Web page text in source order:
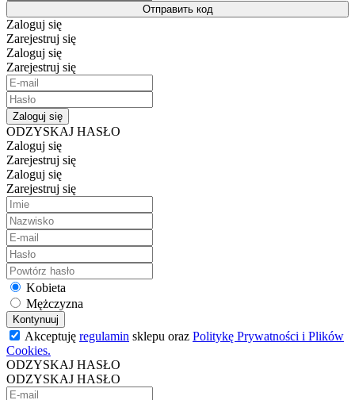
Отправить код
Zaloguj się
Zarejestruj się
Zaloguj się
Zarejestruj się
Zaloguj się
ODZYSKAJ HASŁO
Zaloguj się
Zarejestruj się
Zaloguj się
Zarejestruj się
Kobieta
Mężczyzna
Kontynuuj
Akceptuję regulamin sklepu oraz Politykę Prywatności i Plików
Cookies.
ODZYSKAJ HASŁO
ODZYSKAJ HASŁO